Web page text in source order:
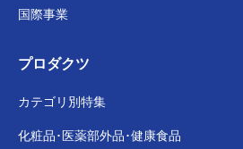
国際事業
プロダクツ
カテゴリ別特集
化粧品･医薬部外品･健康食品